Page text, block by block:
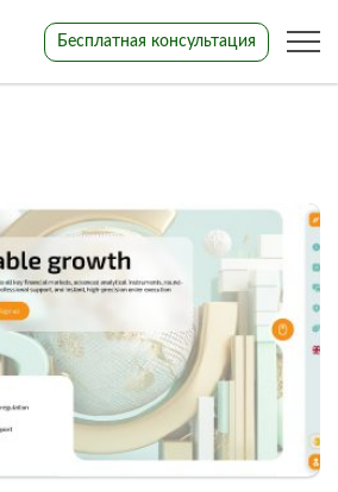
Бесплатная консультация